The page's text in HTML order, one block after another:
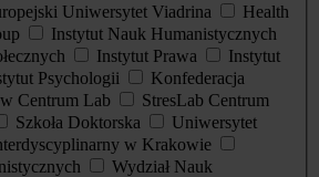
Uniwersytet Viadrina
Health
Instytut Nauk Humanistycznych
Instytut Prawa
Instytut
Psychologii
Konfederacja
Centrum Lab
StresLab Centrum
Szkoła Doktorska
Uniwersytet
w Krakowie
Wydział Nauk